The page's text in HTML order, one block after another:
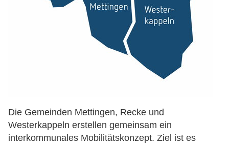
Die Gemeinden Mettingen, Recke und
Westerkappeln erstellen gemeinsam ein
interkommunales Mobilitätskonzept. Ziel ist es